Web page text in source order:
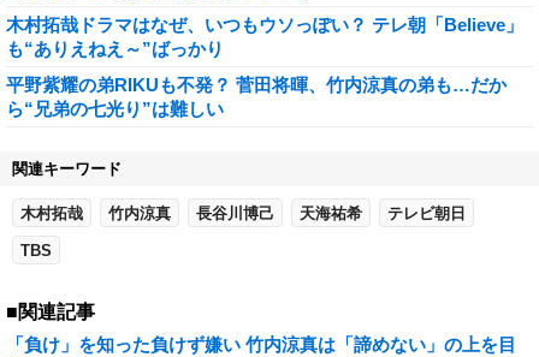
木村拓哉ドラマはなぜ、いつもウソっぽい？ テレ朝「Believe」
も“ありえねえ～”ばっかり
平野紫耀の弟RIKUも不発？ 菅田将暉、竹内涼真の弟も…だか
ら“兄弟の七光り”は難しい
関連キーワード
木村拓哉 竹内涼真 長谷川博己 天海祐希 テレビ朝日
TBS
■関連記事
「負け」を知った負けず嫌い 竹内涼真は「諦めない」の上を目